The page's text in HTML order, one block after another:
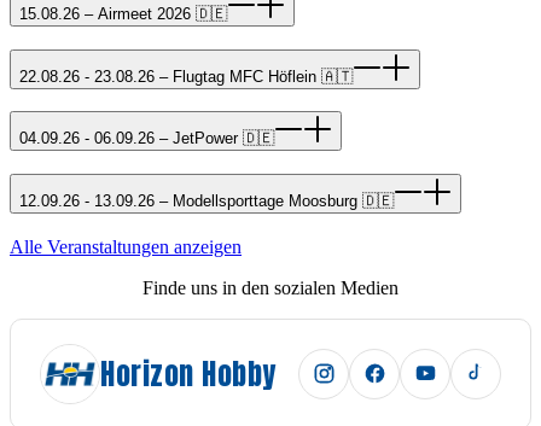
15.08.26 – Airmeet 2026 🇩🇪
22.08.26 - 23.08.26 – Flugtag MFC Höflein 🇦🇹
04.09.26 - 06.09.26 – JetPower 🇩🇪
12.09.26 - 13.09.26 – Modellsporttage Moosburg 🇩🇪
Alle Veranstaltungen anzeigen
Finde uns in den sozialen Medien
Horizon Hobby